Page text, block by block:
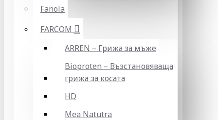
Fanola
FARCOM
ARREN – Грижа за мъже
Bioproten – Възстановяваща
грижа за косата
HD
Mea Natutra